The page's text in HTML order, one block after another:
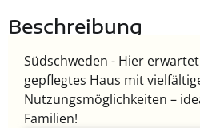
Beschreibung
Südschweden - Hier
gepflegtes Haus mit
Nutzungsmöglichkeiten –
Familien!